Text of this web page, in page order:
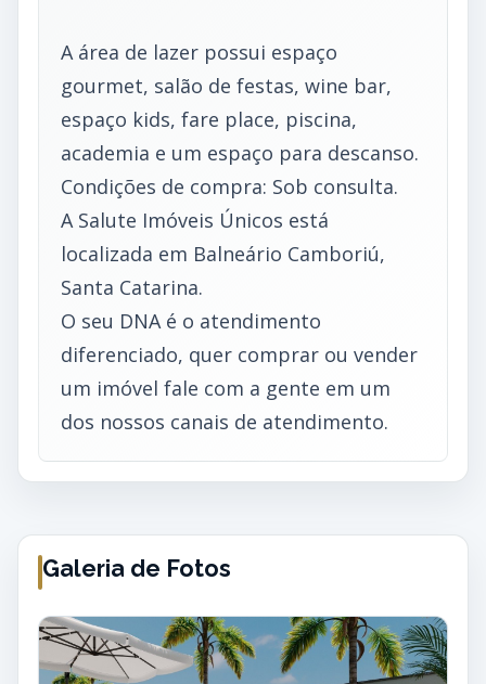
A área de lazer possui espaço
gourmet, salão de festas, wine bar,
espaço kids, fare place, piscina,
academia e um espaço para descanso.
Condições de compra: Sob consulta.
A Salute Imóveis Únicos está
localizada em Balneário Camboriú,
Santa Catarina.
O seu DNA é o atendimento
diferenciado, quer comprar ou vender
um imóvel fale com a gente em um
dos nossos canais de atendimento.
Galeria de Fotos